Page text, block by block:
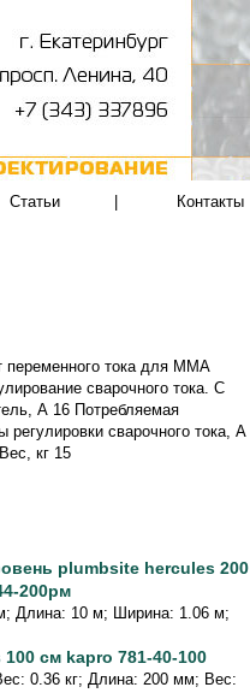
Статьи Контакты
тока для MMA
сварочного тока. С
А 16 Потребляемая
сварочного тока, А
кг 15
plumbsite hercules 200
200рм
Длина: 10 м; Ширина: 1.06 м;
см kapro 781-40-100
0.36 кг; Длина: 200 мм; Вес: